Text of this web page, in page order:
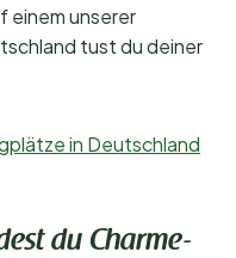
einem unserer
tust du deiner
in Deutschland
du Charme-